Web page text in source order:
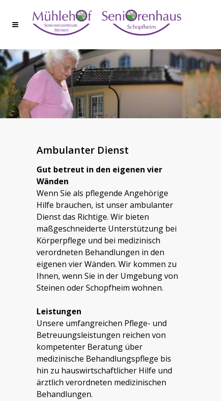
Ambulanter Dienst
Gut betreut in den eigenen vier
Wänden
Wenn Sie als pflegende Angehörige
Hilfe brauchen, ist unser ambulanter
Dienst das Richtige. Wir bieten
maßgeschneiderte Unterstützung bei
Körperpflege und bei medizinisch
verordneten Behandlungen in den
eigenen vier Wänden. Wir kommen zu
Ihnen, wenn Sie in der Umgebung von
Steinen oder Schopfheim wohnen.
Leistungen
Unsere umfangreichen Pflege- und
Betreuungsleistungen reichen von
kompetenter Beratung über
medizinische Behandlungspflege bis
hin zu hauswirtschaftlicher Hilfe und
ärztlich verordneten medizinischen
Behandlungen.